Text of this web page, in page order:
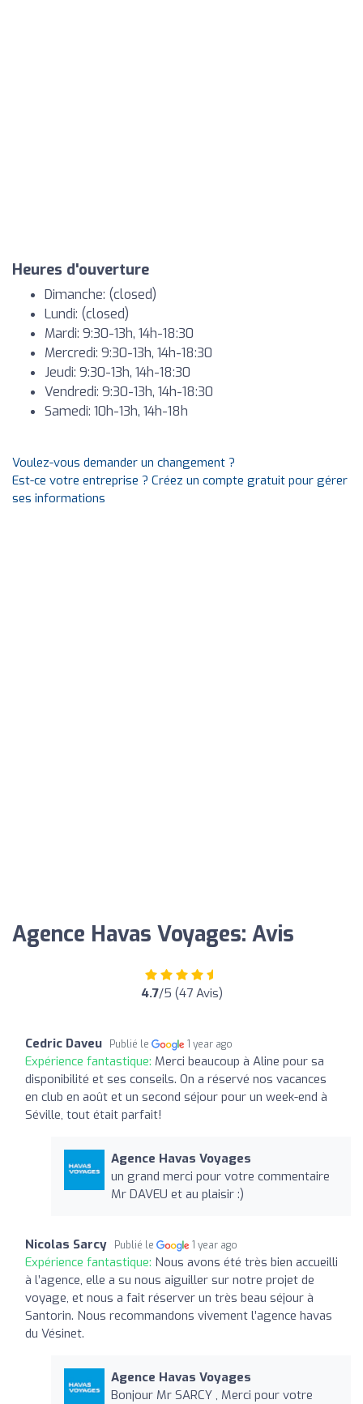
Heures d'ouverture
Dimanche: (closed)
Lundi: (closed)
Mardi: 9:30-13h, 14h-18:30
Mercredi: 9:30-13h, 14h-18:30
Jeudi: 9:30-13h, 14h-18:30
Vendredi: 9:30-13h, 14h-18:30
Samedi: 10h-13h, 14h-18h
Voulez-vous demander un changement ?
Est-ce votre entreprise ? Créez un compte gratuit pour gérer
ses informations
Agence Havas Voyages: Avis
4.7/5 (47 Avis)
Cedric Daveu Publié le 1 year ago
Expérience fantastique: Merci beaucoup à Aline pour sa
disponibilité et ses conseils. On a réservé nos vacances
en club en août et un second séjour pour un week-end à
Séville, tout était parfait!
Agence Havas Voyages
un grand merci pour votre commentaire
Mr DAVEU et au plaisir :)
Nicolas Sarcy Publié le 1 year ago
Expérience fantastique: Nous avons été très bien accueilli
à l’agence, elle a su nous aiguiller sur notre projet de
voyage, et nous a fait réserver un très beau séjour à
Santorin. Nous recommandons vivement l’agence havas
du Vésinet.
Agence Havas Voyages
Bonjour Mr SARCY , Merci pour votre